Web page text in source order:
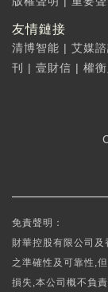
友情鏈接
清博智能 | 艾媒
刊
| 壹財信 | 權
免責聲明：
財華控股有限公司
之準確性及可靠性,
損失,本公司概不負責